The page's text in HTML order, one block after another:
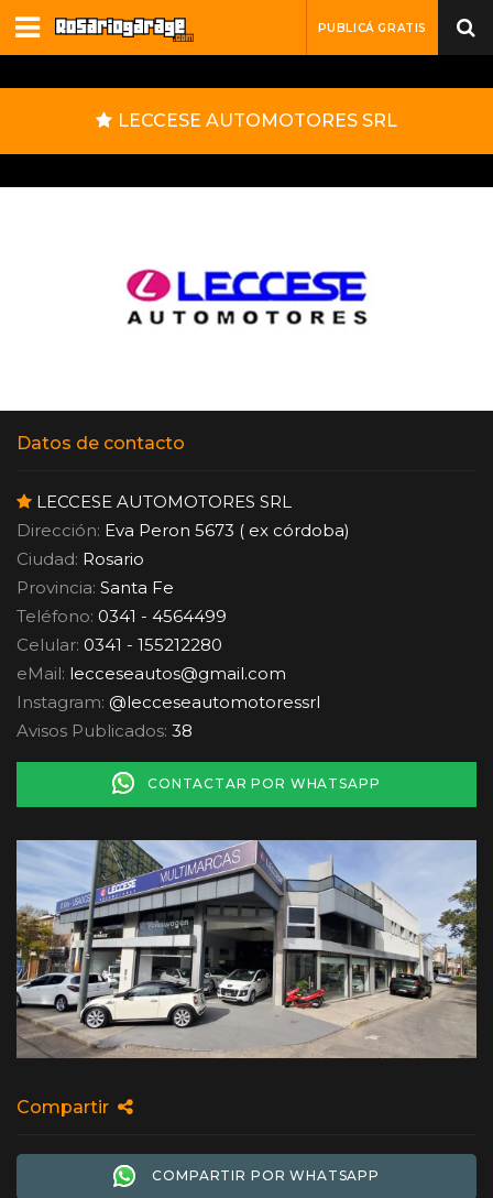
PUBLICÁ GRATIS
LECCESE AUTOMOTORES SRL
Datos de contacto
LECCESE AUTOMOTORES SRL
Dirección: Eva Peron 5673 ( ex córdoba)
Ciudad: Rosario
Provincia: Santa Fe
Teléfono: 0341 - 4564499
Celular: 0341 - 155212280
eMail: lecceseautos@gmail.com
Instagram: @lecceseautomotoressrl
Avisos Publicados: 38
CONTACTAR POR WHATSAPP
Compartir
COMPARTIR POR WHATSAPP